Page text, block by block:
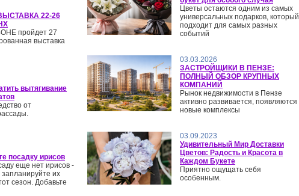
22-26
пройдет 27
выставка
вытягивание
от
посадку ирисов
еще нет ирисов -
их
сезон. Добавьте
Цветы остаются одним из самых
универсальных подарков, который
подходит для самых разных
событий
03.03.2026
ЗАСТРОЙЩИКИ В ПЕНЗЕ:
ПОЛНЫЙ ОБЗОР КРУПНЫХ
КОМПАНИЙ
Рынок недвижимости в Пензе
активно развивается, появляются
новые комплексы
03.09.2023
Удивительный Мир Доставки
Цветов: Радость и Красота в
Каждом Букете
Приятно ощущать себя
особенным.